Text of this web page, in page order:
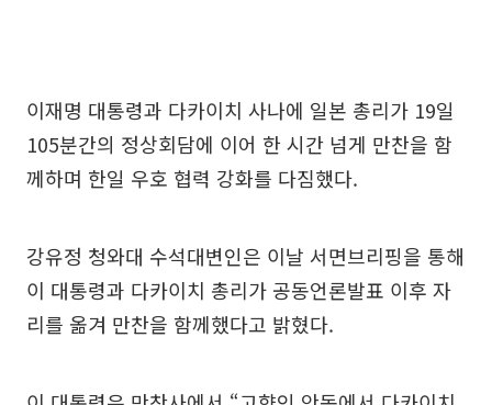
이재명 대통령과 다카이치 사나에 일본 총리가 19일
105분간의 정상회담에 이어 한 시간 넘게 만찬을 함
께하며 한일 우호 협력 강화를 다짐했다.
강유정 청와대 수석대변인은 이날 서면브리핑을 통해
이 대통령과 다카이치 총리가 공동언론발표 이후 자
리를 옮겨 만찬을 함께했다고 밝혔다.